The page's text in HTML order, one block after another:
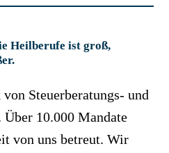
Heilberufe ist groß,
Steuerberatungs- und
10.000 Mandate
von uns betreut. Wir